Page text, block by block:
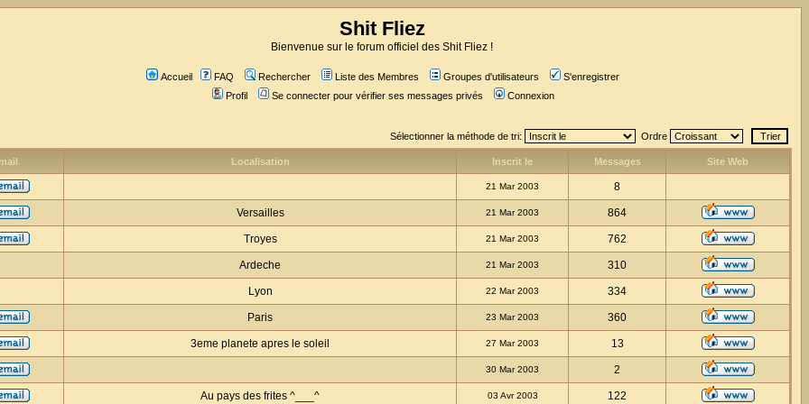
Shit Fliez
Bienvenue sur le forum officiel des Shit Fliez !
Accueil FAQ Rechercher Liste des Membres Groupes d'utilisateurs
S'enregistrer
Profil
Se connecter pour vérifier ses messages privés Connexion
Sélectionner la méthode de tri: Ordre
Localisation Inscrit le Messages Site Web
21 Mar 2003 8
Versailles 21 Mar 2003 864
Troyes 21 Mar 2003 762
Ardeche 21 Mar 2003 310
Lyon 22 Mar 2003 334
Paris 23 Mar 2003 360
3eme planete apres le soleil 27 Mar 2003 13
30 Mar 2003 2
Au pays des frites ^___^ 03 Avr 2003 122